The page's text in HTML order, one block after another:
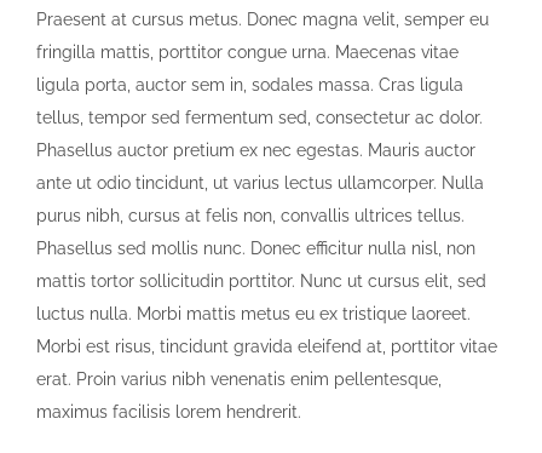
Praesent at cursus metus. Donec magna velit, semper eu
fringilla mattis, porttitor congue urna. Maecenas vitae
ligula porta, auctor sem in, sodales massa. Cras ligula
tellus, tempor sed fermentum sed, consectetur ac dolor.
Phasellus auctor pretium ex nec egestas. Mauris auctor
ante ut odio tincidunt, ut varius lectus ullamcorper. Nulla
purus nibh, cursus at felis non, convallis ultrices tellus.
Phasellus sed mollis nunc. Donec efficitur nulla nisl, non
mattis tortor sollicitudin porttitor. Nunc ut cursus elit, sed
luctus nulla. Morbi mattis metus eu ex tristique laoreet.
Morbi est risus, tincidunt gravida eleifend at, porttitor vitae
erat. Proin varius nibh venenatis enim pellentesque,
maximus facilisis lorem hendrerit.